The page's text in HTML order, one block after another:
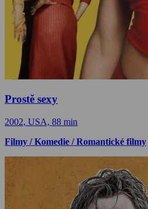
Prostě sexy
2002, USA, 88 min
Filmy / Komedie / Romantické filmy